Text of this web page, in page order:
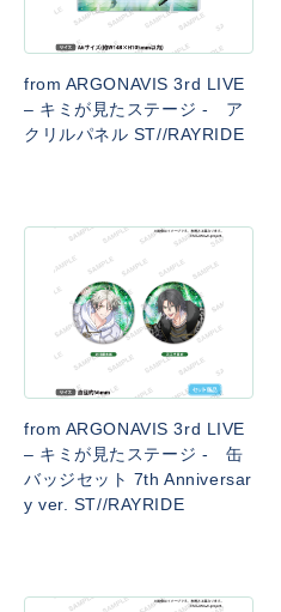
from ARGONAVIS 3rd LIVE
– キミが見たステージ - ア
クリルパネル ST//RAYRIDE
from ARGONAVIS 3rd LIVE
– キミが見たステージ - 缶
バッジセット 7th Anniversar
y ver. ST//RAYRIDE